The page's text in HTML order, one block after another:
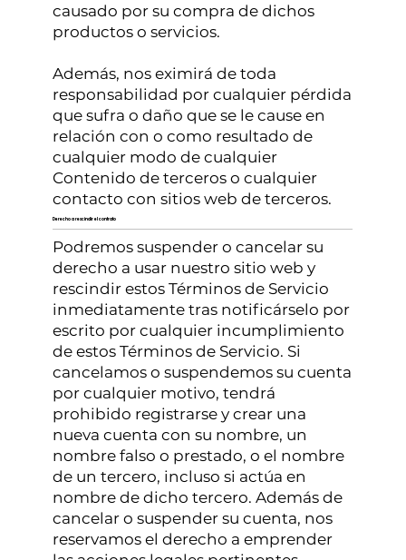
causado por su compra de dichos
productos o servicios.
Además, nos eximirá de toda
responsabilidad por cualquier pérdida
que sufra o daño que se le cause en
relación con o como resultado de
cualquier modo de cualquier
Contenido de terceros o cualquier
contacto con sitios web de terceros.
Derecho a rescindir el contrato
Podremos suspender o cancelar su
derecho a usar nuestro sitio web y
rescindir estos Términos de Servicio
inmediatamente tras notificárselo por
escrito por cualquier incumplimiento
de estos Términos de Servicio. Si
cancelamos o suspendemos su cuenta
por cualquier motivo, tendrá
prohibido registrarse y crear una
nueva cuenta con su nombre, un
nombre falso o prestado, o el nombre
de un tercero, incluso si actúa en
nombre de dicho tercero. Además de
cancelar o suspender su cuenta, nos
reservamos el derecho a emprender